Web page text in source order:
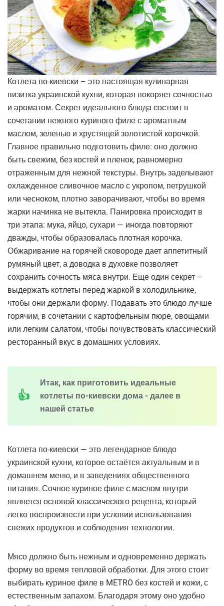
Котлета по-киевски – это настоящая кулинарная
визитка украинской кухни, которая покоряет сочностью
и ароматом. Секрет идеального блюда состоит в
сочетании нежного куриного филе с ароматным
маслом, зеленью и хрустящей золотистой корочкой.
Главное правильно подготовить филе: оно должно
быть свежим, без костей и пленок, равномерно
отраженным для нежной текстуры. Внутрь заделывают
охлажденное сливочное масло с укропом, петрушкой
или чесноком, плотно заворачивают, чтобы во время
жарки начинка не вытекла. Панировка происходит в
три этапа: мука, яйцо, сухари — иногда повторяют
дважды, чтобы образовалась плотная корочка.
Обжаривание на горячей сковороде дает аппетитный
румяный цвет, а доводка в духовке позволяет
сохранить сочность мяса внутри. Еще один секрет –
выдержать котлеты перед жаркой в ​​холодильнике,
чтобы они держали форму. Подавать это блюдо лучше
горячим, в сочетании с картофельным пюре, овощами
или легким салатом, чтобы почувствовать классический
ресторанный вкус в домашних условиях.
Итак, как приготовить идеальные
котлеты по-киевски дома - далее в
нашей статье
Котлета по-киевски — это легендарное блюдо
украинской кухни, которое остаётся актуальным и в
домашнем меню, и в заведениях общественного
питания. Сочное куриное филе с маслом внутри
является основой классического рецепта, который
легко воспроизвести при условии использования
свежих продуктов и соблюдения технологии.
Мясо должно быть нежным и одновременно держать
форму во время тепловой обработки. Для этого стоит
выбирать куриное филе в METRO без костей и кожи, с
естественным запахом. Благодаря этому оно удобно